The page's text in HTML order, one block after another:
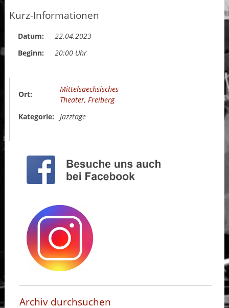
Kurz-Informationen
Datum:
22.04.2023
Beginn:
20:00 Uhr
Ort:
Mittelsaechsisches
Theater, Freiberg
Kategorie:
Jazztage
Archiv durchsuchen